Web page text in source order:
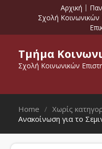
Αρχική
Σχολή Κοινωνικών
Τμήμα
Σχολή Κοινωνικών
Home
Χωρίς
Aνακοίνωση για το